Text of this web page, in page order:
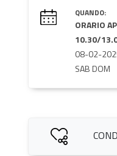
QUANDO:
ORARIO
10.30/
08-02-
SAB DOM